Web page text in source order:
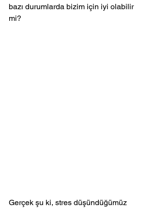
bazı durumlarda bizim için iyi olabilir
mi?
Gerçek şu ki, stres düşündüğümüz